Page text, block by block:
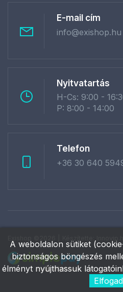
E-mail cím
info@exishop.hu
Nyitvatartás
H-Cs: 9:00 -
P: 8:00 - 14:00
Telefon
+36 30 640
A weboldalon sütiket
biztonságos böngészés
élményt nyújthassuk